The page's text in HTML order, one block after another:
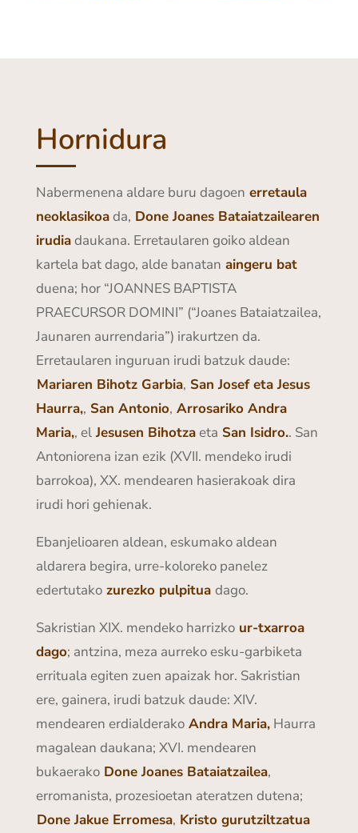
Hornidura
Nabermenena aldare buru dagoen erretaula
neoklasikoada, Done Joanes Bataiatzailearen
irudiadaukana. Erretaularen goiko aldean
kartela bat dago, alde banatan aingeru bat
duena; hor “JOANNES BAPTISTA
PRAECURSOR DOMINI” (“Joanes Bataiatzailea,
Jaunaren aurrendaria”) irakurtzen da.
Erretaularen inguruan irudi batzuk daude:
Mariaren Bihotz Garbia, San Josef eta Jesus
Haurra,, San Antonio, Arrosariko Andra
Maria,, el Jesusen Bihotzaeta San Isidro.. San
Antoniorena izan ezik (XVII. mendeko irudi
barrokoa), XX. mendearen hasierakoak dira
irudi hori gehienak.
Ebanjelioaren aldean, eskumako aldean
aldarera begira, urre-koloreko panelez
edertutako zurezko pulpitua dago.
Sakristian XIX. mendeko harrizko ur-txarroa
dago; antzina, meza aurreko esku-garbiketa
errituala egiten zuen apaizak hor. Sakristian
ere, gainera, irudi batzuk daude: XIV.
mendearen erdialderako Andra Maria,Haurra
magalean daukana; XVI. mendearen
bukaerako Done Joanes Bataiatzailea,
erromanista, prozesioetan ateratzen dutena;
Done Jakue Erromesa, Kristo gurutziltzatua